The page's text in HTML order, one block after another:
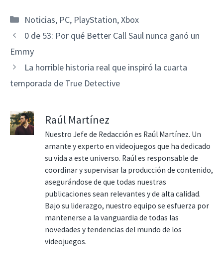
Categorías
Noticias, PC, PlayStation,Xbox
0 de 53: Por qué Better Call Saul nunca ganó un
Emmy
La horrible historia real que inspiró la cuarta
temporada de True Detective
Raúl Martínez
Nuestro Jefe de Redacción es Raúl Martínez. Un
amante y experto en videojuegos que ha dedicado
su vida a este universo. Raúl es responsable de
coordinar y supervisar la producción de contenido,
asegurándose de que todas nuestras
publicaciones sean relevantes y de alta calidad.
Bajo su liderazgo, nuestro equipo se esfuerza por
mantenerse a la vanguardia de todas las
novedades y tendencias del mundo de los
videojuegos.